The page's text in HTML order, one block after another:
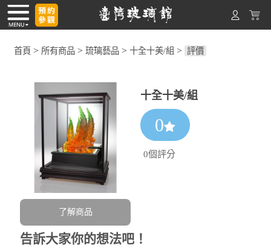
首頁 > 所有商品 >琉璃藝品 >十全十美/組 > 評價
十全十美/組
0
0個評分
了解商品
告訴大家你的想法吧！